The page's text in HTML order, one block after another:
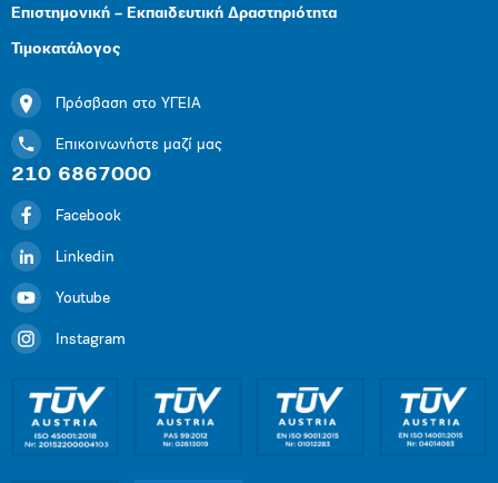
Επιστημονική – Εκπαιδευτική Δραστηριότητα
Τιμοκατάλογος
Πρόσβαση στο ΥΓΕΙΑ
Επικοινωνήστε μαζί μας
210 6867000
Facebook
Linkedin
Youtube
Instagram